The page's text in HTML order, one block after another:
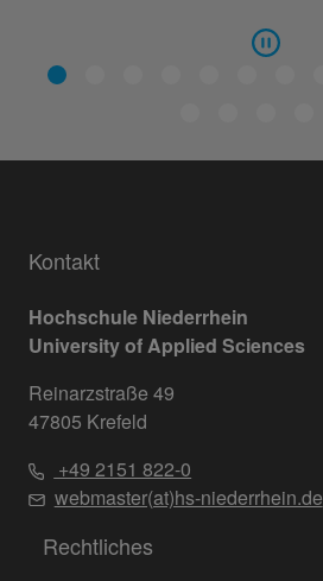
Kontakt
Hochschule Niederrhein
University of Applied Sciences
Reinarzstraße 49
47805 Krefeld
+49 2151 822-0
webmaster(at)hs-niederrhein.de
Rechtliches